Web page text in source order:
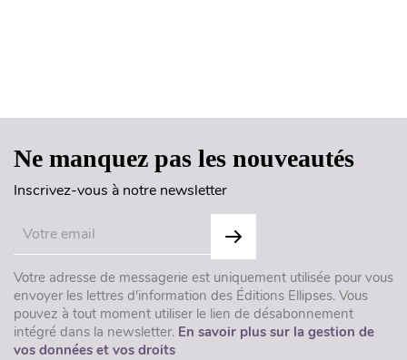
Ne manquez pas les nouveautés
Inscrivez-vous à notre newsletter
Votre adresse de messagerie est uniquement utilisée pour vous
envoyer les lettres d'information des Éditions Ellipses. Vous
pouvez à tout moment utiliser le lien de désabonnement
intégré dans la newsletter. En savoir plus sur la gestion de
vos données et vos droits